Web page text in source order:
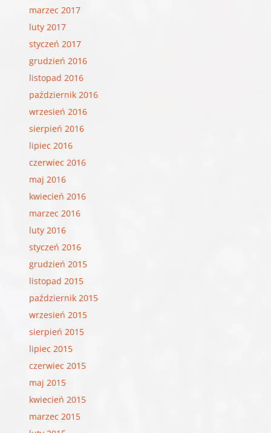
marzec 2017
luty 2017
styczeń 2017
grudzień 2016
listopad 2016
październik 2016
wrzesień 2016
sierpień 2016
lipiec 2016
czerwiec 2016
maj 2016
kwiecień 2016
marzec 2016
luty 2016
styczeń 2016
grudzień 2015
listopad 2015
październik 2015
wrzesień 2015
sierpień 2015
lipiec 2015
czerwiec 2015
maj 2015
kwiecień 2015
marzec 2015